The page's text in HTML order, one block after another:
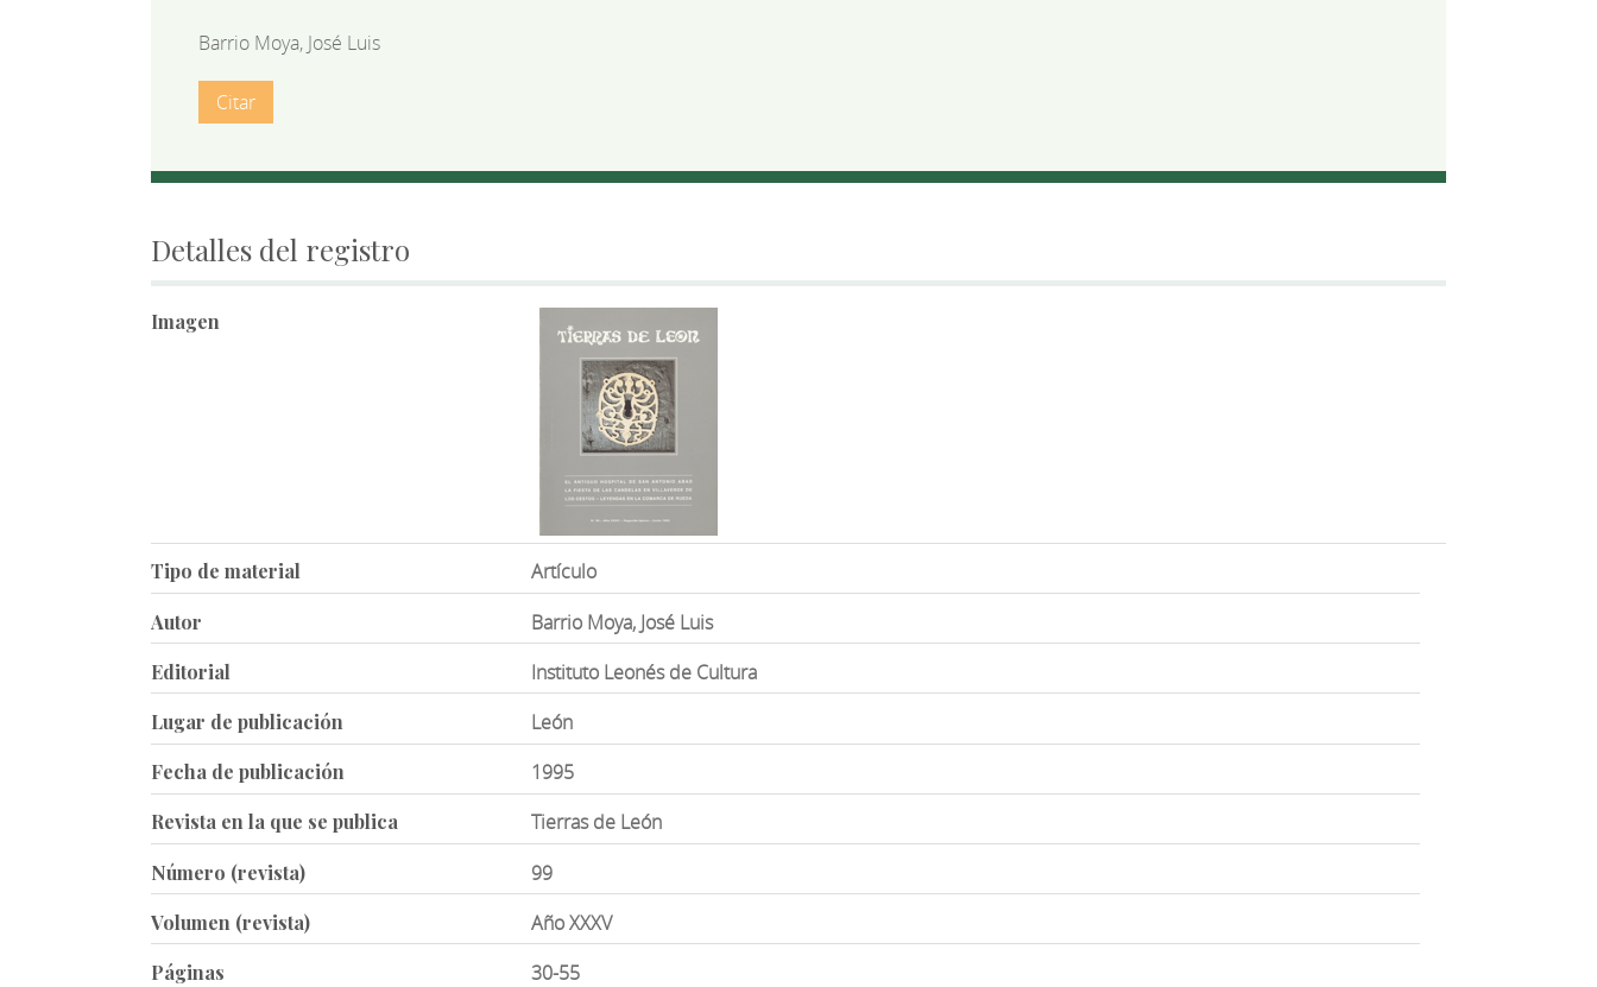
Barrio Moya, José Luis
Citar
Detalles del registro
Imagen
Tipo de material Artículo
Autor Barrio Moya, José Luis
Editorial Instituto Leonés de Cultura
Lugar de publicación León
Fecha de publicación 1995
Revista en la que se publica Tierras de León
Número (revista) 99
Volumen (revista) Año XXXV
Páginas 30-55